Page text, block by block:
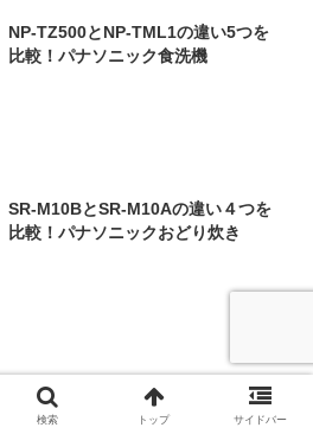
NP-TZ500とNP-TML1の違い5つを
比較！パナソニック食洗機
SR-M10BとSR-M10Aの違い４つを
比較！パナソニックおどり炊き
電
検索 トップ サイドバー